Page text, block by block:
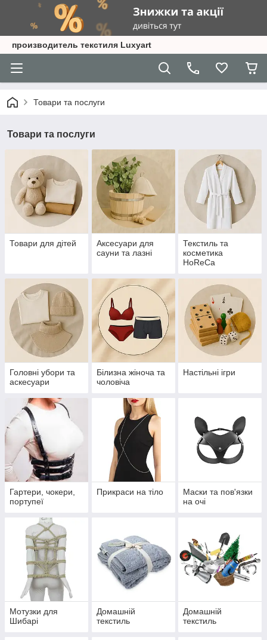
производитель текстиля Luxyart
Товари та послуги
Товари та послуги
Товари для дітей
Аксесуари для
сауни та лазні
Текстиль та
косметика
HoReCa
Головні убори та
аскесуари
Білизна жіноча та
чоловіча
Настільні ігри
Гартери, чокери,
портупеї
Прикраси на тіло
Маски та пов'язки
на очі
Мотузки для
Шибарі
Домашній
текстиль
Домашній
текстиль